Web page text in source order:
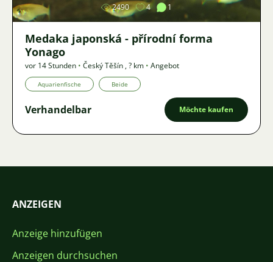
2490 4 1
Medaka japonská - přírodní forma
Yonago
vor 14 Stunden • Český Těšín ,? km • Angebot
Aquarienfische Beide
Verhandelbar Möchte kaufen
ANZEIGEN
Anzeige hinzufügen
Anzeigen durchsuchen